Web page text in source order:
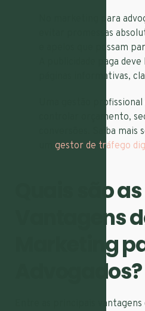
No marketing para
evitar promessas
e apelos que possam
A publicidade paga
páginas informativas,
Uma gestão
controlar orçamento,
conversões. Saiba mais
gestor de tráfego
Quais são as
Vantagens
Marketing
Advogados?
Entre as principais